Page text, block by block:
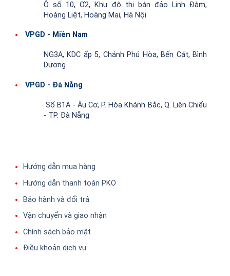
Ô số 10, Ơ2, Khu đô thị bán đảo Linh Đàm,
Hoàng Liệt, Hoàng Mai, Hà Nội
VPGD - Miền Nam
NG3A, KDC ấp 5, Chánh Phú Hòa, Bến Cát, Bình
Dương
VPGD - Đà Nẵng
Số B1A - Âu Cơ, P. Hòa Khánh Bắc, Q. Liên Chiểu
- TP. Đà Nẵng
Hướng dẫn mua hàng
Hướng dẫn thanh toán PKO
Bảo hành và đổi trả
Vận chuyển và giao nhận
Chính sách bảo mật
Điều khoản dịch vụ